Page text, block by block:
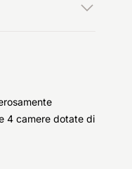
4 camere dotate di